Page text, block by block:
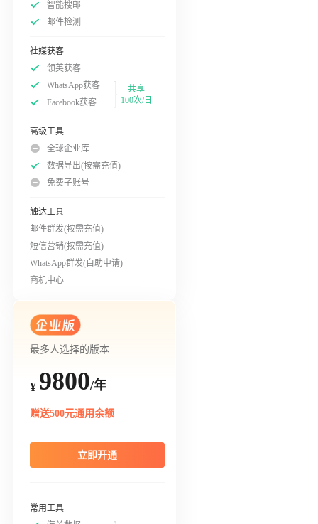
智能搜邮
邮件检测
社媒获客
领英获客
WhatsApp获客
Facebook获客
共享
100次/日
高级工具
全球企业库
数据导出(按需充值)
免费子账号
触达工具
邮件群发(按需充值)
短信营销(按需充值)
WhatsApp群发(自助申请)
商机中心
最多人选择的版本
¥ 9800/年
赠送500元通用余额
立即开通
常用工具